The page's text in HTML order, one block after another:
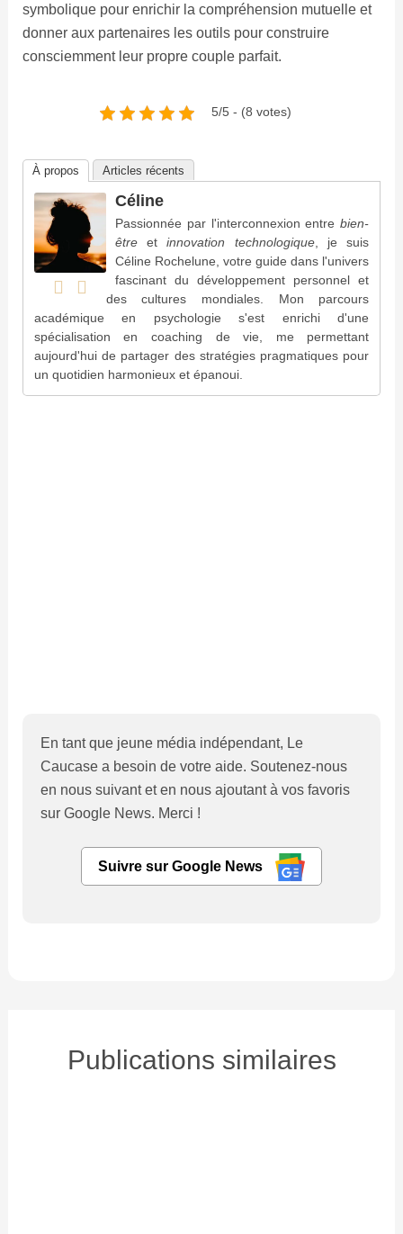
symbolique pour enrichir la compréhension mutuelle et
donner aux partenaires les outils pour construire
consciemment leur propre couple parfait.
5/5 - (8 votes)
À propos Articles récents
Céline
Passionnée par l'interconnexion entrebien-
êtreetinnovation technologique, je suis
Céline Rochelune, votre guide dans l'univers
fascinant du développement personnel et
des cultures mondiales. Mon parcours
académique en psychologie s'est enrichi d'une
spécialisation en coaching de vie, me permettant
aujourd'hui de partager des stratégies pragmatiques pour
un quotidien harmonieux et épanoui.
En tant que jeune média indépendant, Le
Caucase a besoin de votre aide. Soutenez-nous
en nous suivant et en nous ajoutant à vos favoris
sur Google News. Merci !
Suivre sur Google News
Publications similaires